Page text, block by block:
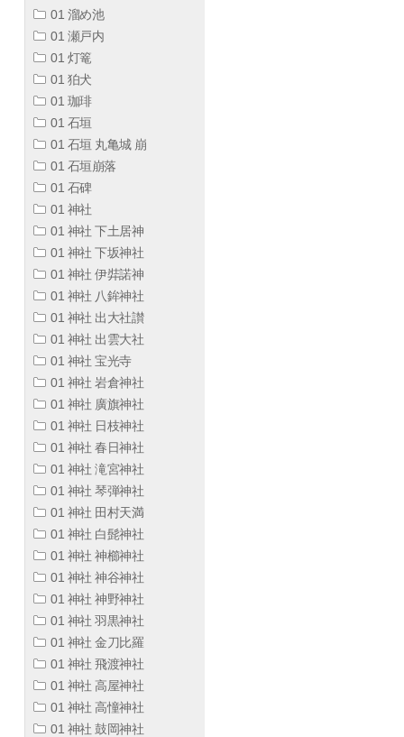
01 溜め池
01 瀬戸内
01 灯篭
01 狛犬
01 珈琲
01 石垣
01 石垣 丸亀城 崩
01 石垣崩落
01 石碑
01 神社
01 神社 下土居神
01 神社 下坂神社
01 神社 伊弉諾神
01 神社 八鉾神社
01 神社 出大社讃
01 神社 出雲大社
01 神社 宝光寺
01 神社 岩倉神社
01 神社 廣旗神社
01 神社 日枝神社
01 神社 春日神社
01 神社 滝宮神社
01 神社 琴弾神社
01 神社 田村天満
01 神社 白髭神社
01 神社 神櫛神社
01 神社 神谷神社
01 神社 神野神社
01 神社 羽黒神社
01 神社 金刀比羅
01 神社 飛渡神社
01 神社 高屋神社
01 神社 高憧神社
01 神社 鼓岡神社